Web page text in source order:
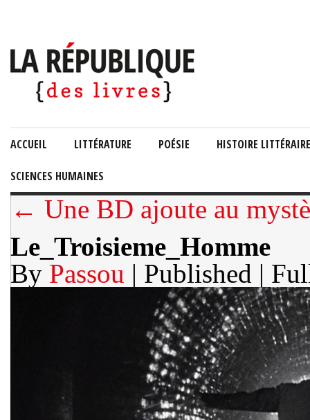
ACCUEIL LITTÉRATURE POÉSIE HISTOIRE LITTÉRAIRE
SCIENCES HUMAINES
← Une BD ajoute au
Le_Troisieme_Homme
By Passou | Published |